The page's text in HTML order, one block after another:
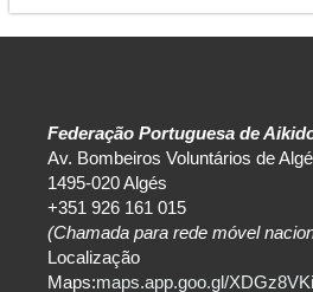
Federação Portuguesa de
Av. Bombeiros Voluntários de
1495-020 Algés
+351 926 161 015
(Chamada para rede móvel
Localização
Maps:maps.app.goo.gl/